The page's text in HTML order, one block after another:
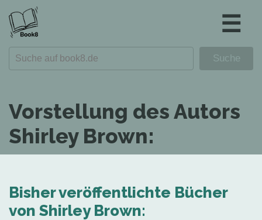
☰
Vorstellung des Autors
Shirley Brown:
Bisher veröffentlichte Bücher
von Shirley Brown: